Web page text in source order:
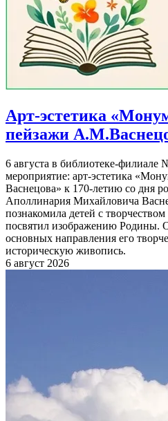
Арт-эстетика
пейзажи
6 августа в библиотеке-филиале
мероприятие: арт-эстетика
Васнецова» к 170-летию со дня
Аполлинария Михайловича
познакомила детей с
посвятил изображению Родины.
основных направления его
историческую живопись.
6 август 2026